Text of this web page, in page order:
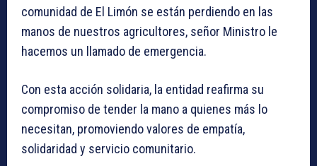
comunidad de El Limón se están perdiendo en las
manos de nuestros agricultores, señor Ministro le
hacemos un llamado de emergencia.
Con esta acción solidaria, la entidad reafirma su
compromiso de tender la mano a quienes más lo
necesitan, promoviendo valores de empatía,
solidaridad y servicio comunitario.